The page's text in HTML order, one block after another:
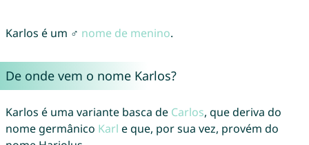
Karlos é um ♂ nome de menino.
De onde vem o nome Karlos?
Karlos é uma variante basca de Carlos, que deriva do
nome germânico Karl e que, por sua vez, provém do